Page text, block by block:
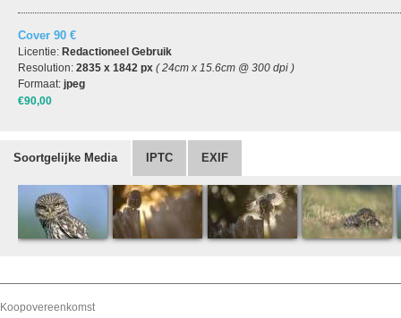
Cover 90 €
Licentie: Redactioneel Gebruik
Resolution: 2835 x 1842 px ( 24cm x 15.6cm @ 300 dpi )
Formaat: jpeg
€90,00
Soortgelijke Media IPTC EXIF
Koopovereenkomst